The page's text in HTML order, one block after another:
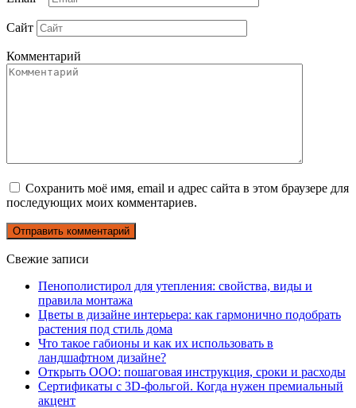
Сайт
Комментарий
Сохранить моё имя, email и адрес сайта в этом браузере для
последующих моих комментариев.
Свежие записи
Пенополистирол для утепления: свойства, виды и
правила монтажа
Цветы в дизайне интерьера: как гармонично подобрать
растения под стиль дома
Что такое габионы и как их использовать в
ландшафтном дизайне?
Открыть ООО: пошаговая инструкция, сроки и расходы
Сертификаты с 3D-фольгой. Когда нужен премиальный
акцент